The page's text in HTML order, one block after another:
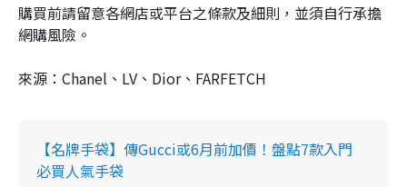
購買前請留意各網店或平台之條款及細則，並須自行承擔
網購風險。
來源：Chanel、LV、Dior、FARFETCH
【名牌手袋】傳Gucci或6月前加價！盤點7款入門
必買人氣手袋